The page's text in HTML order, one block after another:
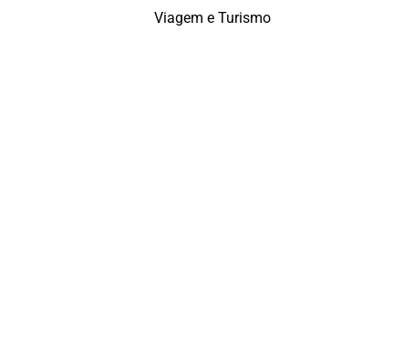
Viagem e Turismo